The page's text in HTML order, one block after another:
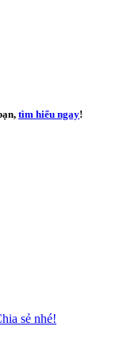
tìm hiểu ngay!
sẻ nhé!